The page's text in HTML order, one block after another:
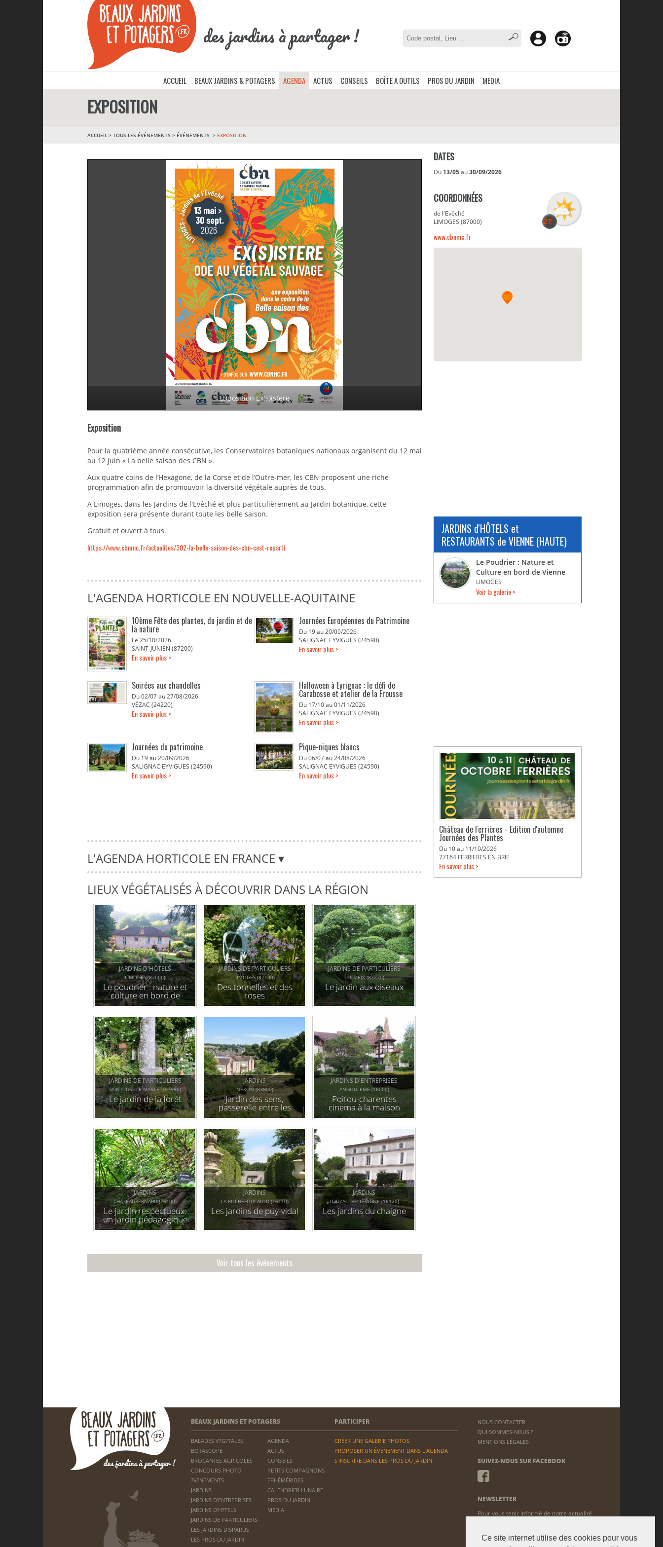
Ce site internet utilise des cookies pour vous
des jardins à partager !
ACCUEIL BEAUX JARDINS & POTAGERS AGENDA ACTUS CONSEILS BOÎTE A OUTILS PROS DU JARDIN MEDIA
EXPOSITION
ACCUEIL > TOUS LES ÉVÉNEMENTS > ÉVÉNEMENTS EXPOSITION
Exposition Ex(s)istere
Exposition
Pour la quatrième année consécutive, les Conservatoires botaniques nationaux organisent du 12 mai
au 12 juin « La belle saison des CBN ».
Aux quatre coins de l’Hexagone, de la Corse et de l’Outre-mer, les CBN proposent une riche
programmation afin de promouvoir la diversité végétale auprès de tous.
A Limoges, dans les Jardins de l'Evêché et plus particulièrement au Jardin botanique, cette
exposition sera présente durant toute les belle saison.
Gratuit et ouvert à tous.
https://www.cbnmc.fr/actualites/302-la-belle-saison-des-cbn-cest-reparti
DATES
Du 13/05au30/09/2026
COORDONNÉES
de l'Evêché
LIMOGES (87000)
www.cbnmc.fr
L'AGENDA HORTICOLE EN NOUVELLE-AQUITAINE
10ème Fête des plantes, du jardin et de
la nature
Le 25/10/2026
SAINT-JUNIEN (87200)
En savoir plus >
Journées Européennes du Patrimoine
Du 19 au 20/09/2026
SALIGNAC EYVIGUES (24590)
En savoir plus >
Soirées aux chandelles
Du 02/07 au 27/08/2026
VÉZAC (24220)
En savoir plus >
Halloween à Eyrignac : le défi de
Carabosse et atelier de la Frousse
Du 17/10 au 01/11/2026
SALIGNAC EYVIGUES (24590)
En savoir plus >
Journées du patrimoine
Du 19 au 20/09/2026
SALIGNAC EYVIGUES (24590)
En savoir plus >
Pique-niques blancs
Du 06/07 au 24/08/2026
SALIGNAC EYVIGUES (24590)
En savoir plus >
L'AGENDA HORTICOLE EN FRANCE ▾
LIEUX VÉGÉTALISÉS À DÉCOUVRIR DANS LA RÉGION
JARDINS D'HÔTELS
LIMOGES (87000)
Le poudrier : nature et
culture en bord de
vienne
JARDINS DE PARTICULIERS
LIMOGES (87100)
Des tonnelles et des
roses
JARDINS DE PARTICULIERS
COUZEIX (87270)
Le jardin aux oiseaux
JARDINS DE PARTICULIERS
SAINT-JUST-LE-MARTEL (87590)
Le jardin de la forêt
JARDINS
NEXON (87800)
Jardin des sens,
passerelle entre les
générations
JARDINS D'ENTREPRISES
ANGOULEME (16000)
Poitou-charentes
cinema à la maison
alsacienne
JARDINS
CHATEAUBERNARD (16100)
Le jardin respectueux,
un jardin pédagogique
et partagé
JARDINS
LA ROCHEFOUCAULD (16110)
Les jardins de puy-vidal
JARDINS
TOUZAC -BELLEVIGNE (16120)
Les jardins du chaigne
Voir tous les événements
JARDINS d'HÔTELS et
RESTAURANTS de VIENNE (HAUTE)
Le Poudrier : Nature et
Culture en bord de Vienne
LIMOGES
Voir la galerie >
Château de Ferrières - Edition d'automne
Journées des Plantes
Du 10 au 11/10/2026
77164 FERRIERES EN BRIE
En savoir plus >
BEAUX JARDINS ET POTAGERS
BALADES V?G?TALES
BOTASCOPE
BROCANTES AGRICOLES
CONCOURS PHOTO
?V?NEMENTS
JARDINS
JARDINS D'ENTREPRISES
JARDINS D'H?TELS
JARDINS DE PARTICULIERS
LES JARDINS DISPARUS
LES PROS DU JARDIN
AGENDA
ACTUS
CONSEILS
PETITS COMPAGNONS
ÉPHÉMÉRIDES
CALENDRIER LUNAIRE
PROS DU JARDIN
MÉDIA
PARTICIPER
CRÉER UNE GALERIE PHOTOS
PROPOSER UN ÉVÉNEMENT DANS L'AGENDA
S'INSCRIRE DANS LES PROS DU JARDIN
NOUS CONTACTER
QUI SOMMES-NOUS ?
MENTIONS LÉGALES
SUIVEZ-NOUS SUR FACEBOOK
NEWSLETTER
Pour vous tenir informé de notre actualité